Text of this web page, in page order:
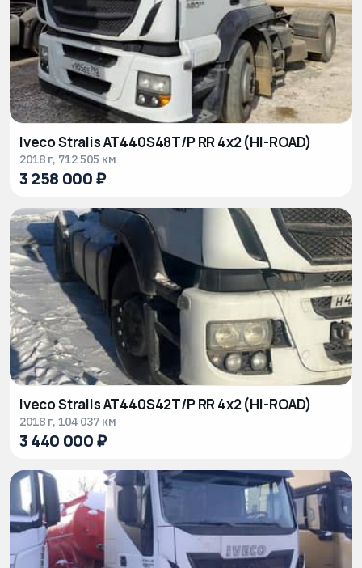
Iveco Stralis AT440S48T/P RR 4x2 (HI-ROAD)
2018 г, 712 505 км
3 258 000 ₽
Iveco Stralis AT440S42T/P RR 4x2 (HI-ROAD)
2018 г, 104 037 км
3 440 000 ₽